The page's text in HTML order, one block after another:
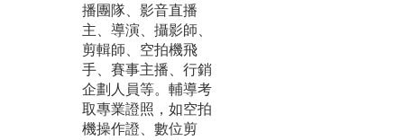
播團隊、影音直播
主、導演、攝影師、
剪輯師、空拍機飛
手、賽事主播、行銷
企劃人員等。輔導考
取專業證照，如空拍
機操作證、數位剪